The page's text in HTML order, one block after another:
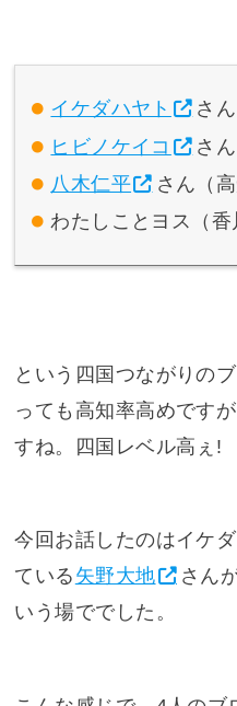
イケダハヤト
さ
ヒビノケイコ
さ
八木仁平
さん（
わたしことヨス（香
という四国つながりの
っても高知率高めです
すね。四国レベル高ぇ!
今回お話したのはイケ
ている 矢野大地
さん
いう場ででした。